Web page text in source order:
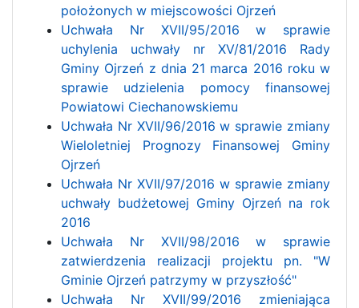
położonych w miejscowości Ojrzeń
Uchwała Nr XVII/95/2016 w sprawie
uchylenia uchwały nr XV/81/2016 Rady
Gminy Ojrzeń z dnia 21 marca 2016 roku w
sprawie udzielenia pomocy finansowej
Powiatowi Ciechanowskiemu
Uchwała Nr XVII/96/2016 w sprawie zmiany
Wieloletniej Prognozy Finansowej Gminy
Ojrzeń
Uchwała Nr XVII/97/2016 w sprawie zmiany
uchwały budżetowej Gminy Ojrzeń na rok
2016
Uchwała Nr XVII/98/2016 w sprawie
zatwierdzenia realizacji projektu pn. "W
Gminie Ojrzeń patrzymy w przyszłość"
Uchwała Nr XVII/99/2016 zmieniająca